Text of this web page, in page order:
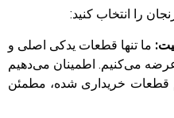
را انتخاب کنید:
ما تنها قطعات یدکی اصلی و
می‌کنیم. اطمینان می‌دهیم
قطعات خریداری شده، مطمئن